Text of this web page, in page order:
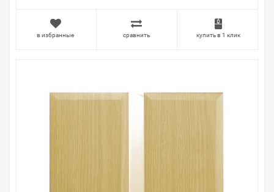
в избранные сравнить купить в 1 клик